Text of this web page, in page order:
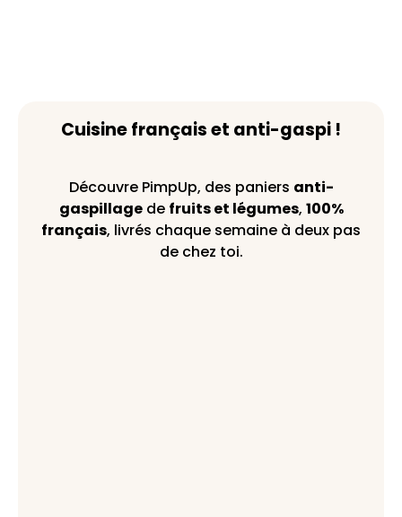
Cuisine français et anti-gaspi !
Découvre PimpUp, des paniers anti-
gaspillagede fruits et légumes, 100%
français, livrés chaque semaine à deux pas
de chez toi.